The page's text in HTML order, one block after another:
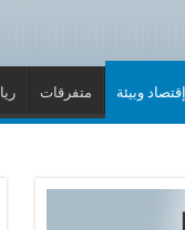
إقتصاد وبيئة متفرقات